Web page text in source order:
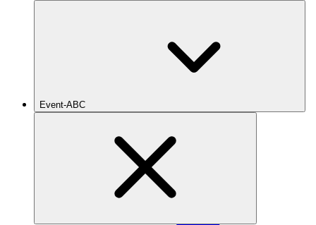
Event-ABC